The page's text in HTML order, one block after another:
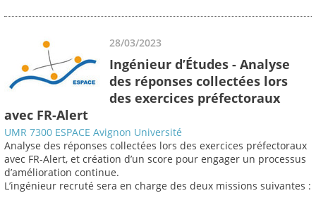
28/03/2023
Ingénieur d’Études - Analyse
des réponses collectées lors
des exercices préfectoraux
avec FR-Alert
UMR 7300 ESPACE Avignon Université
Analyse des réponses collectées lors des exercices préfectoraux
avec FR-Alert, et création d’un score pour engager un processus
d’amélioration continue.
L’ingénieur recruté sera en charge des deux missions suivantes :